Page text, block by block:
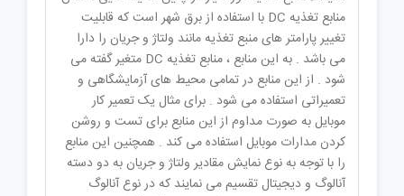
منابع تغذیه DC با استفاده از برق شهر است که قابلیت
تغییر پارامتر های منبع تغذیه مانند ولتاژ و جریان را دارا
می باشد . به این منابع ، منابع تغذیه DC متغیر گفته می
شود . از این منابع در تمامی محیط های آزمایشگاهی و
تعمیراتی استفاده می شود . برای مثال یک تعمیر کار
موبایل به صورت مداوم از این منابع برای تست و روشن
کردن مدارات موبایل استفاده می کند . همچنین این منابع
را با توجه به نوع نمایش مقادیر ولتاژ و جریان به دو دسته
آنالوگ و دیجیتال تقسیم می نمایند که در نوع آنالوگ